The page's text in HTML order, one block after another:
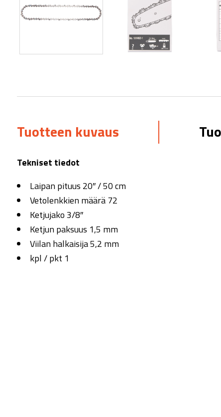
Tuotteen kuvaus
Tekniset tiedot
Laipan pituus 20″ / 50 cm
Vetolenkkien määrä 72
Ketjujako 3/8″
Ketjun paksuus 1,5 mm
Viilan halkaisija 5,2 mm
kpl / pkt 1